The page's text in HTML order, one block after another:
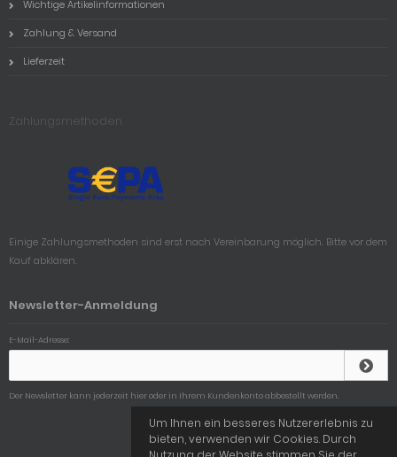
Wichtige Artikelinformationen
Zahlung & Versand
Lieferzeit
Zahlungsmethoden
Einige Zahlungsmethoden sind erst nach Vereinbarung möglich. Bitte vor dem
Kauf abklären.
Newsletter-Anmeldung
E-Mail-Adresse:
Der Newsletter kann jederzeit hier oder in Ihrem Kundenkonto abbestellt werden.
Um Ihnen ein besseres Nutzererlebnis zu
bieten, verwenden wir Cookies. Durch